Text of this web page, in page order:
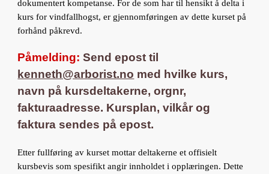
dokumentert kompetanse. For de som har til hensikt å delta i
kurs for vindfallhogst, er gjennomføringen av dette kurset på
forhånd påkrevd.
Påmelding:Send epost til
kenneth@arborist.no med
hvilke kurs,
navn på kursdeltakerne, orgnr,
fakturaadresse. Kursplan, vilkår og
faktura sendes på epost.
Etter fullføring av kurset mottar deltakerne et offisielt
kursbevis som spesifikt angir innholdet i opplæringen. Dette